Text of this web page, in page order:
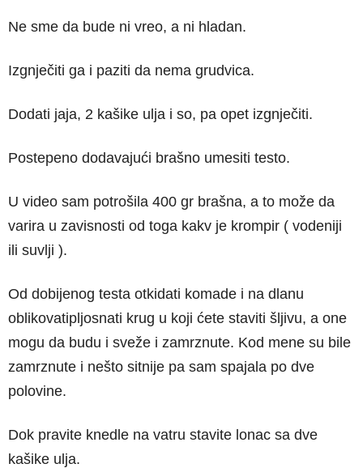
Ne sme da bude ni vreo, a ni hladan.
Izgnječiti ga i paziti da nema grudvica.
Dodati jaja, 2 kašike ulja i so, pa opet izgnječiti.
Postepeno dodavajući brašno umesiti testo.
U video sam potrošila 400 gr brašna, a to može da
varira u zavisnosti od toga kakv je krompir ( vodeniji
ili suvlji ).
Od dobijenog testa otkidati komade i na dlanu
oblikovatipljosnati krug u koji ćete staviti šljivu, a one
mogu da budu i sveže i zamrznute. Kod mene su bile
zamrznute i nešto sitnije pa sam spajala po dve
polovine.
Dok pravite knedle na vatru stavite lonac sa dve
kašike ulja.